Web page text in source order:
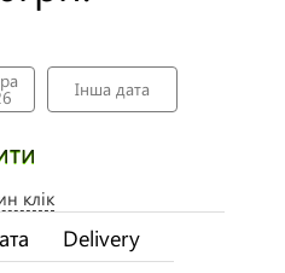
Інша дата
клік
Delivery